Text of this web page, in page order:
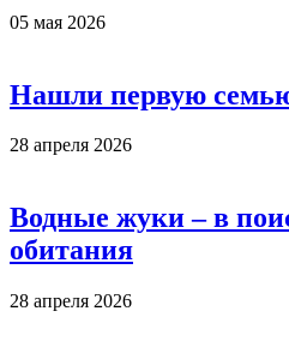
05 мая 2026
Нашли первую
28 апреля 2026
Водные жуки – в
обитания
28 апреля 2026